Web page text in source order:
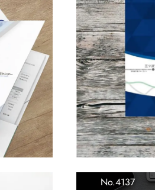
No.4137